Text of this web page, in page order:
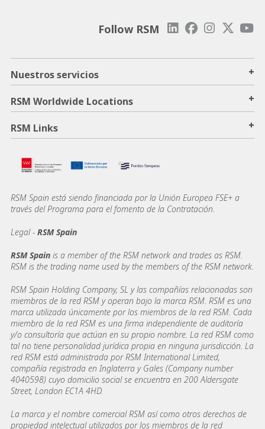
Follow RSM
Nuestros servicios +
RSM Worldwide Locations +
RSM Links +
RSM Spain está siendo financiada por la Unión Europea FSE+ a
través del Programa para el fomento de la Contratación.
Legal - RSM Spain
RSM Spain is a member of the RSM network and trades as RSM.
RSM is the trading name used by the members of the RSM network.
RSM Spain Holding Company, SL y las compañías relacionadas son
miembros de la red RSM y operan bajo la marca RSM. RSM es una
marca utilizada únicamente por los miembros de la red RSM. Cada
miembro de la red RSM es una firma independiente de auditoría
y/o consultoría que actúan en su propio nombre. La red RSM como
tal no tiene personalidad jurídica propia en ninguna jurisdicción. La
red RSM está administrada por RSM International Limited,
compañía registrada en Inglaterra y Gales (Company number
4040598) cuyo domicilio social se encuentra en 200 Aldersgate
Street, London EC1A 4HD.
La marca y el nombre comercial RSM así como otros derechos de
propiedad intelectual utilizados por los miembros de la red